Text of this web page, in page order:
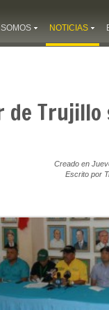
NOTICIAS
de Trujillo
Creado en
Escrito por